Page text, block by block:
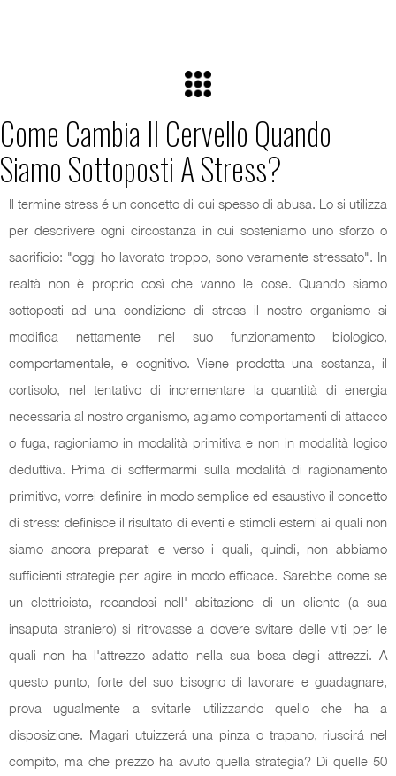
Come Cambia Il Cervello Quando
Siamo Sottoposti A Stress?
Il termine stress é un concetto di cui spesso di abusa. Lo si utilizza
per descrivere ogni circostanza in cui sosteniamo uno sforzo o
sacrificio: "oggi ho lavorato troppo, sono veramente stressato". In
realtà non è proprio così che vanno le cose. Quando siamo
sottoposti ad una condizione di stress il nostro organismo si
modifica nettamente nel suo funzionamento biologico,
comportamentale, e cognitivo. Viene prodotta una sostanza, il
cortisolo, nel tentativo di incrementare la quantità di energia
necessaria al nostro organismo, agiamo comportamenti di attacco
o fuga, ragioniamo in modalità primitiva e non in modalità logico
deduttiva. Prima di soffermarmi sulla modalità di ragionamento
primitivo, vorrei definire in modo semplice ed esaustivo il concetto
di stress: definisce il risultato di eventi e stimoli esterni ai quali non
siamo ancora preparati e verso i quali, quindi, non abbiamo
sufficienti strategie per agire in modo efficace. Sarebbe come se
un elettricista, recandosi nell' abitazione di un cliente (a sua
insaputa straniero) si ritrovasse a dovere svitare delle viti per le
quali non ha l'attrezzo adatto nella sua bosa degli attrezzi. A
questo punto, forte del suo bisogno di lavorare e guadagnare,
prova ugualmente a svitarle utilizzando quello che ha a
disposizione. Magari utuizzerá una pinza o trapano, riuscirá nel
compito, ma che prezzo ha avuto quella strategia? Di quelle 50